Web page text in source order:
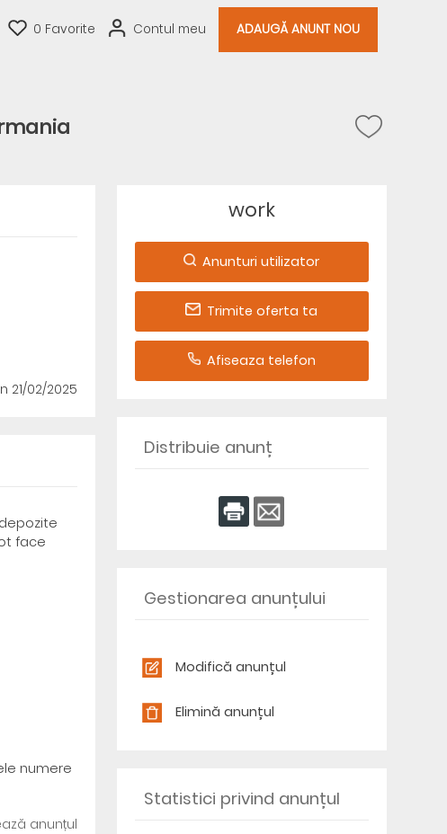
0 Favorite Contul meu ADAUGĂ ANUNT NOU
21/02/2025
face
numere
anunțul
work
Anunturi utilizator
Trimite oferta ta
Afiseaza telefon
Distribuie anunț
Gestionarea anunțului
Modifică anunțul
Elimină anunțul
Statistici privind anunțul